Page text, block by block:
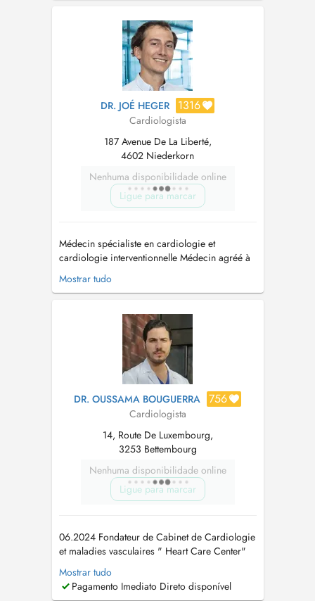
noter : Les rendez-vo...
DR. JOÉ HEGER 1316
Cardiologista
187 Avenue De La Liberté,
4602 Niederkorn
Nenhuma disponibilidade online
Ligue para marcar
Médecin spécialiste en cardiologie et
cardiologie interventionnelle Médecin agréé à
l'INCCI-Haerzzenter Médecin agréé au CHEM.
Consultation disponible sur deux sites: - 1.
Polyclinique cardiologique (CHEM
Niederkorn) En cas de rendez-vous urgent,
Mostrar tudo
DR. OUSSAMA BOUGUERRA 756
Cardiologista
14, Route De Luxembourg,
3253 Bettembourg
Nenhuma disponibilidade online
Ligue para marcar
06.2024 Fondateur de Cabinet de Cardiologie
et maladies vasculaires " Heart Care Center"
Gründung der Praxis für Herz und
Gefäßmedizin seit dem 01/06/2024 ''Heart
Care Center'' 05.2023-05.2024: Medizinische
Mostrar tudo
Pagamento Imediato Direto disponível